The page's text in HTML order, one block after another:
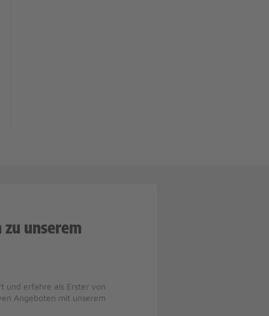
unserem
und erfahre als Erster von
Angeboten mit unserem